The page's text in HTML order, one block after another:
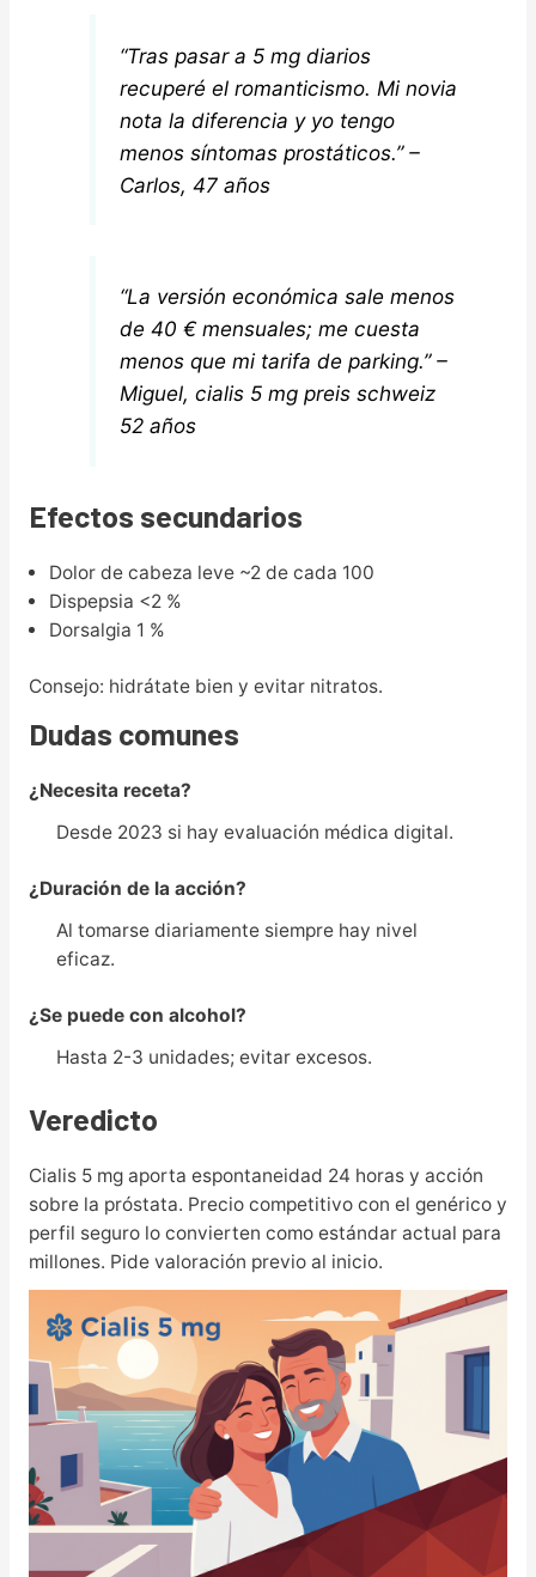
“Tras pasar a 5 mg diarios
recuperé el romanticismo. Mi novia
nota la diferencia y yo tengo
menos síntomas prostáticos.” –
Carlos, 47 años
“La versión económica sale menos
de 40 € mensuales; me cuesta
menos que mi tarifa de parking.” –
Miguel, cialis 5 mg preis schweiz
52 años
Efectos secundarios
Dolor de cabeza leve ~2 de cada 100
Dispepsia <2 %
Dorsalgia 1 %
Consejo: hidrátate bien y evitar nitratos.
Dudas comunes
¿Necesita receta?
Desde 2023 si hay evaluación médica digital.
¿Duración de la acción?
Al tomarse diariamente siempre hay nivel
eficaz.
¿Se puede con alcohol?
Hasta 2-3 unidades; evitar excesos.
Veredicto
Cialis 5 mg aporta espontaneidad 24 horas y acción
sobre la próstata. Precio competitivo con el genérico y
perfil seguro lo convierten como estándar actual para
millones. Pide valoración previo al inicio.